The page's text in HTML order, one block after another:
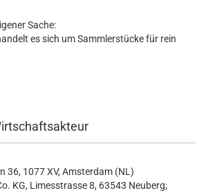
Sache:
es sich um Sammlerstücke für rein
36, 1077 XV, Amsterdam (NL)
KG, Limesstrasse 8, 63543 Neuberg;